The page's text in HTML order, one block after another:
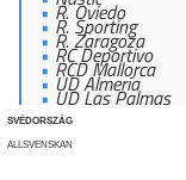
R. Oviedo
R. Sporting
R. Zaragoza
RC Deportivo
RCD Mallorca
UD Almería
UD Las Palmas
SVÉDORSZÁG
ALLSVENSKAN